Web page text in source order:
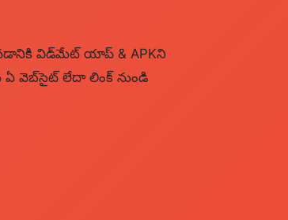
విడ్‌మేట్ యాప్ & APKని
వెబ్‌సైట్ లేదా లింక్ నుండి